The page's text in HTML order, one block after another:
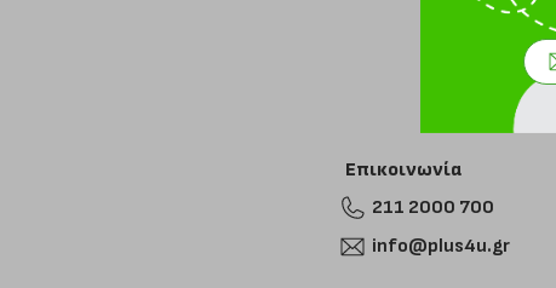
Επικοινωνία
211 2000 700
info@plus4u.gr